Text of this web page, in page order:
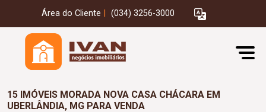
Área do Cliente (034) 3256-3000
15 IMÓVEIS MORADA NOVA CASA CHÁCARA EM
UBERLÂNDIA, MG PARA VENDA